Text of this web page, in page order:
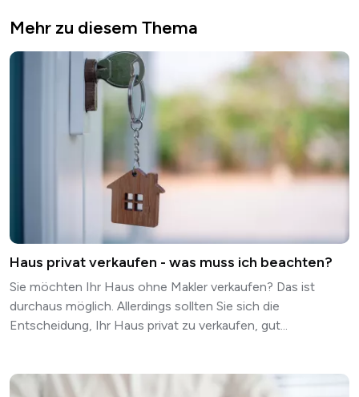
Mehr zu diesem Thema
Haus privat verkaufen - was muss ich beachten?
Sie möchten Ihr Haus ohne Makler verkaufen? Das ist
durchaus möglich. Allerdings sollten Sie sich die
Entscheidung, Ihr Haus privat zu verkaufen, gut...